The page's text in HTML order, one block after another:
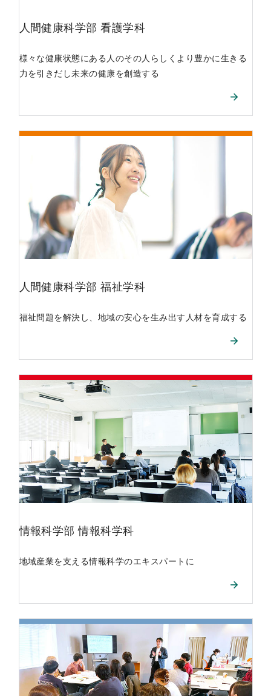
人間健康科学部 看護学科
様々な健康状態にある人のその人らしくより豊かに生きる
力を引きだし未来の健康を創造する
人間健康科学部 福祉学科
福祉問題を解決し、地域の安心を生み出す人材を育成する
情報科学部 情報科学科
地域産業を支える情報科学のエキスパートに